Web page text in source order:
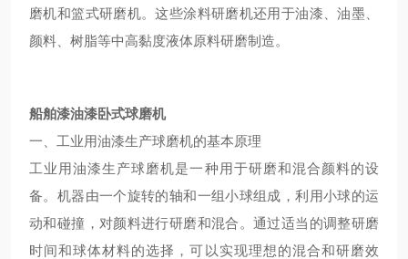
磨机和篮式研磨机。这些涂料研磨机还用于油漆、油墨、
颜料、树脂等中高黏度液体原料研磨制造。
船舶漆油漆卧式球磨机
一、工业用油漆生产球磨机的基本原理
工业用油漆生产球磨机是一种用于研磨和混合颜料的设
备。机器由一个旋转的轴和一组小球组成，利用小球的运
动和碰撞，对颜料进行研磨和混合。通过适当的调整研磨
时间和球体材料的选择，可以实现理想的混合和研磨效